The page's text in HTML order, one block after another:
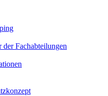
der Fachabteilungen